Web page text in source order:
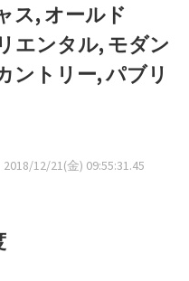
ス, オールド
エンタル, モダン
ントリー, パブリ
2018/12/21(金) 09:55:31.45